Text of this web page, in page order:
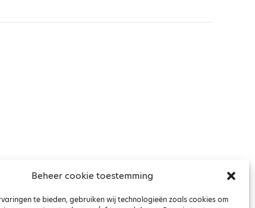
Beheer cookie toestemming
te bieden, gebruiken wij technologieën zoals cookies om